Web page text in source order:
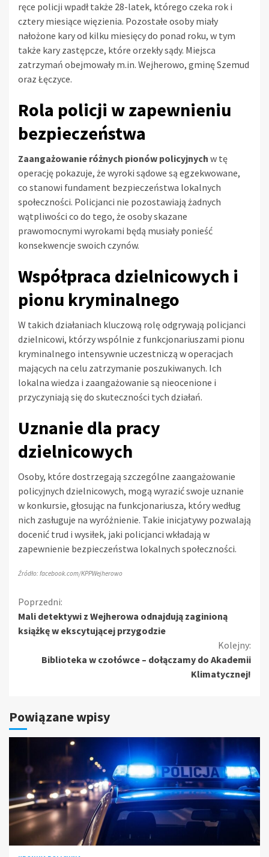
ręce policji wpadł także 28-latek, którego czeka rok i
cztery miesiące więzienia. Pozostałe osoby miały
nałożone kary od kilku miesięcy do ponad roku, w tym
także kary zastępcze, które orzekły sądy. Miejsca
zatrzymań obejmowały m.in. Wejherowo, gminę Szemud
oraz Łęczyce.
Rola policji w zapewnieniu
bezpieczeństwa
Zaangażowanie różnych pionów policyjnych w tę
operację pokazuje, że wyroki sądowe są egzekwowane,
co stanowi fundament bezpieczeństwa lokalnych
społeczności. Policjanci nie pozostawiają żadnych
wątpliwości co do tego, że osoby skazane
prawomocnymi wyrokami będą musiały ponieść
konsekwencje swoich czynów.
Współpraca dzielnicowych i
pionu kryminalnego
W takich działaniach kluczową rolę odgrywają policjanci
dzielnicowi, którzy wspólnie z funkcjonariuszami pionu
kryminalnego intensywnie uczestniczą w operacjach
mających na celu zatrzymanie poszukiwanych. Ich
lokalna wiedza i zaangażowanie są nieocenione i
przyczyniają się do skuteczności tych działań.
Uznanie dla pracy
dzielnicowych
Osoby, które dostrzegają szczególne zaangażowanie
policyjnych dzielnicowych, mogą wyrazić swoje uznanie
w konkursie, głosując na funkcjonariusza, który według
nich zasługuje na wyróżnienie. Takie inicjatywy pozwalają
docenić trud i wysiłek, jaki policjanci wkładają w
zapewnienie bezpieczeństwa lokalnych społeczności.
Źródło: facebook.com/KPPWejherowo
Kontynuuj
czytanie
Poprzedni:
Mali detektywi z Wejherowa odnajdują zaginioną
książkę w ekscytującej przygodzie
Kolejny:
Biblioteka w czołówce – dołączamy do Akademii
Klimatycznej!
Powiązane wpisy